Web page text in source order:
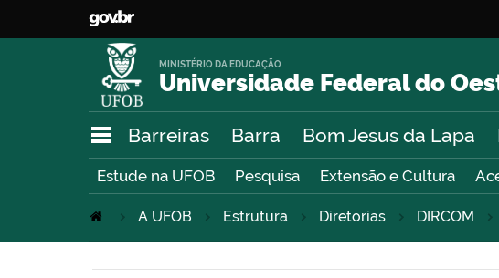
Universidade Federal do
MINISTÉRIO DA EDUCAÇÃO
Barreiras Barra Bom Jesus da Lapa
Estude na UFOB Pesquisa Extensão e Cultura
A UFOB Estrutura Diretorias DIRCOM